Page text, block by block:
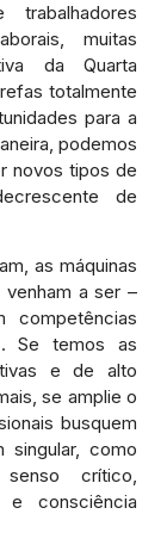
muitas
da Quarta
totalmente
para a
podemos
novos tipos de
de
as máquinas
a ser –
competências
Se temos as
e de alto
se amplie o
busquem
singular, como
senso crítico,
e consciência